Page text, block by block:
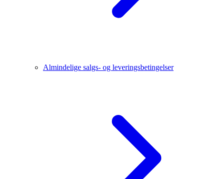
Almindelige salgs- og leveringsbetingelser